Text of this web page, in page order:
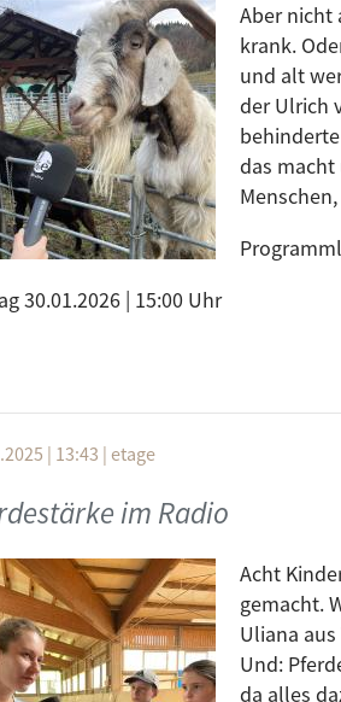
Aber nicht
krank.
und alt
der Ulrich
das macht
30.01.2026 | 15:00 Uhr
| 13:43 | etage
im Radio
Acht
gemacht.
Uliana
Und:
da alles